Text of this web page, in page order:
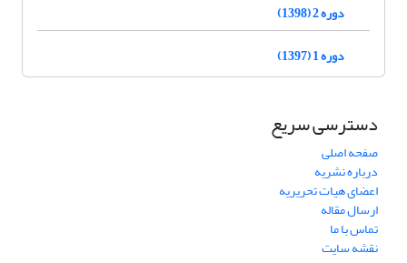
دوره 2 (1398)
دوره 1 (1397)
دسترسی سریع
صفحه اصلی
درباره نشریه
اعضای هیات تحریریه
ارسال مقاله
تماس با ما
نقشه سایت